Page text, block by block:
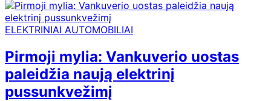
ELEKTRINIAI AUTOMOBILIAI
Pirmoji mylia: Vankuverio uostas
paleidžia naują elektrinį
pussunkvežimį